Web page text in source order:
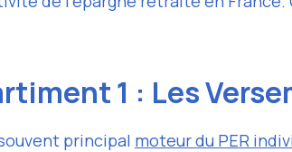
1 : Les
principal moteur du PER